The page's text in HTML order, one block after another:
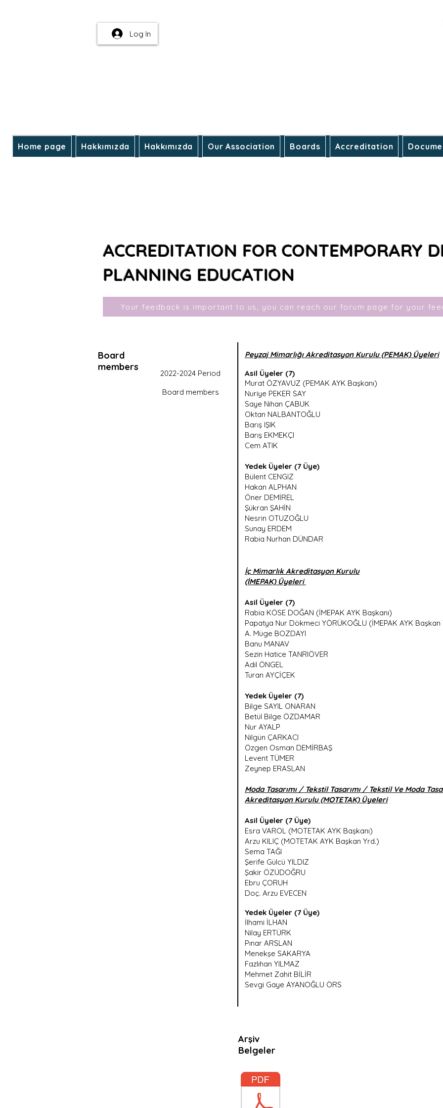
Log In
Home page Hakkımızda Hakkımızda Our Association Boards Accreditation
ACCREDITATION FOR CONTEMPORARY
PLANNING EDUCATION
Your feedback is important to us, you can reach our forum page for your
Board
members
2022-2024 Period
Board members
Peyzaj Mimarlığı Akreditasyon Kurulu (PEMAK) Üyeler​i
Asil Üyeler (7)
Murat ÖZYAVUZ (PEMAK AYK Başkanı)
Nuriye PEKER SAY
Saye Nihan ÇABUK
Oktan NALBANTOĞLU
Barış IŞIK
Barış EKMEKÇI
Cem ATIK
Yedek Üyeler (7 Üye)
Bülent CENGIZ
Hakan ALPHAN
Öner DEMİREL
Şükran ŞAHİN
Nesrin OTUZOĞLU
Sunay ERDEM
Rabia Nurhan DÜNDAR
İç Mimarlık Akreditasyon Kurulu
(İMEPAK) Üyeleri
Asil Üyeler (7)
Rabia KÖSE DOĞAN (İMEPAK AYK Başkanı)
Papatya Nur Dökmeci YÖRÜKOĞLU (İMEPAK AYK Başkan
A. Müge BOZDAYI
Banu MANAV
Sezin Hatice TANRIÖVER
Adil ÖNGEL
Turan AYÇİÇEK
Yedek Üyeler (7)
Bilge SAYIL ONARAN
Betül Bilge ÖZDAMAR
Nur AYALP
Nilgün ÇARKACI
Özgen Osman DEMİRBAŞ
Levent TÜMER
Zeynep ERASLAN
Moda Tasarımı / Tekstil Tasarımı / Tekstil Ve Moda
Akreditasyon Kurulu (MOTETAK) Üyeleri
Asil Üyeler (7 Üye)
Esra VAROL (MOTETAK AYK Başkanı)
Arzu KILIÇ (MOTETAK AYK Başkan Yrd.)
Sema TAĞI
Şerife Gülcü YILDIZ
Şakir ÖZÜDOĞRU
Ebru ÇORUH
Doç. Arzu EVECEN
Yedek Üyeler (7 Üye)
İlhami İLHAN
Nilay ERTÜRK
Pınar ARSLAN
Menekşe SAKARYA
Fazlıhan YILMAZ
Mehmet Zahit BİLİR
Sevgi Gaye AYANOĞLU ÖRS
Arşiv
Belgeler